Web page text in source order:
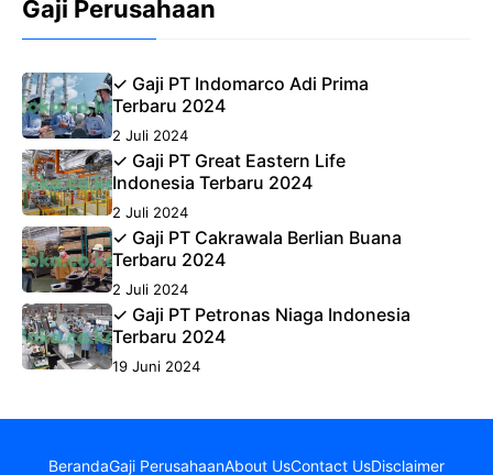
Gaji Perusahaan
✓ Gaji PT Indomarco Adi Prima
Terbaru 2024
2 Juli 2024
✓ Gaji PT Great Eastern Life
Indonesia Terbaru 2024
2 Juli 2024
✓ Gaji PT Cakrawala Berlian Buana
Terbaru 2024
2 Juli 2024
✓ Gaji PT Petronas Niaga Indonesia
Terbaru 2024
19 Juni 2024
BerandaGaji PerusahaanAbout UsContact UsDisclaimer